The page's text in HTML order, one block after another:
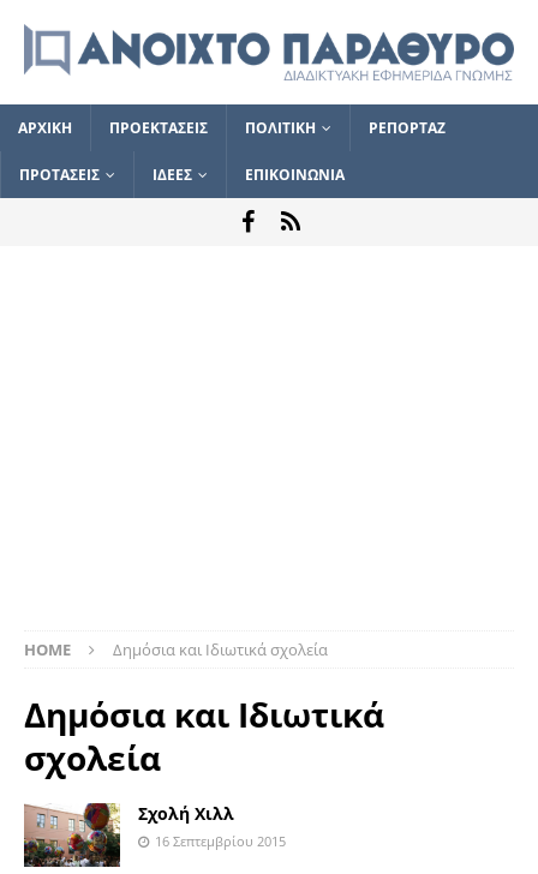
ΑΡΧΙΚΗ ΠΡΟΕΚΤΑΣΕΙΣ ΠΟΛΙΤΙΚΗ ΡΕΠΟΡΤΑΖ
ΠΡΟΤΑΣΕΙΣ ΙΔΕΕΣ ΕΠΙΚΟΙΝΩΝΙΑ
HOME Δημόσια και Ιδιωτικά σχολεία
Δημόσια και Ιδιωτικά
σχολεία
Σχολή Χιλλ
16 Σεπτεμβρίου 2015